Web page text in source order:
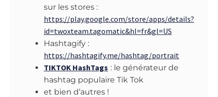
sur les stores :
https://play.google.com/store/apps/details?
id=twoxteam.tagomatic&hl=fr&gl=US
Hashtagify :
https://hashtagify.me/hashtag/portrait
TIKTOK HashTags : le générateur de
hashtag populaire Tik Tok
et bien d’autres !